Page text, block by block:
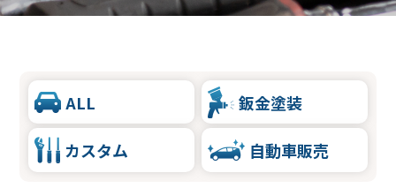
新車中古車販売
カスタム
Works Interview
ALL 鈑金塗装
カスタム 自動車販売